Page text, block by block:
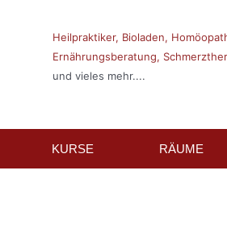
Heilpraktiker, Bioladen,
Ernährungsberatung,
und vieles mehr....
KURSE RÄUME